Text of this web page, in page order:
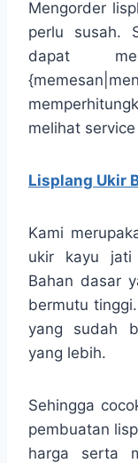
Mengorder
perlu susah.
dapat
melihat
Lisplang Ukir
Kami
ukir kayu jati
Bahan dasar
bermutu
yang sudah
yang lebih.
Sehingga
pembuatan
harga serta